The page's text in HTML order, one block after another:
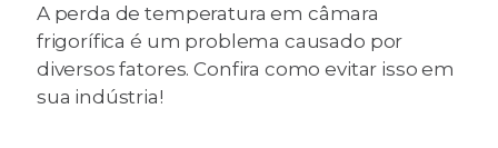
A perda de temperatura em câmara
frigorífica é um problema causado por
diversos fatores. Confira como evitar isso em
sua indústria!